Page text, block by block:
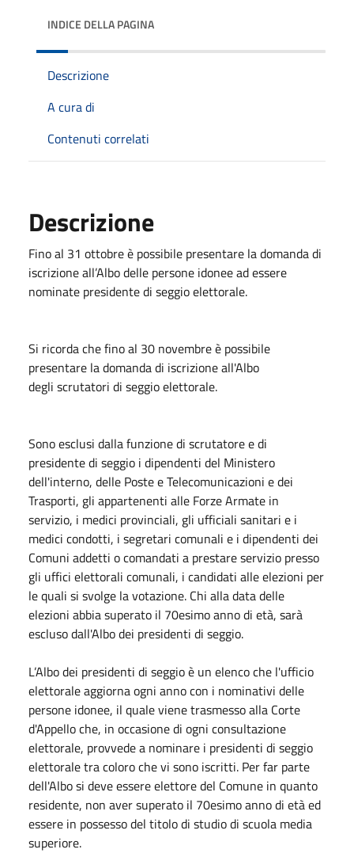
INDICE DELLA PAGINA
Descrizione
A cura di
Contenuti correlati
Descrizione
Fino al 31 ottobre è possibile presentare la domanda di
iscrizione all’Albo delle persone idonee ad essere
nominate presidente di seggio elettorale.
Si ricorda che fino al 30 novembre è possibile
presentare la domanda di iscrizione all'Albo
degli scrutatori di seggio elettorale.
Sono esclusi dalla funzione di scrutatore e di
presidente di seggio i dipendenti del Ministero
dell'interno, delle Poste e Telecomunicazioni e dei
Trasporti, gli appartenenti alle Forze Armate in
servizio, i medici provinciali, gli ufficiali sanitari e i
medici condotti, i segretari comunali e i dipendenti dei
Comuni addetti o comandati a prestare servizio presso
gli uffici elettorali comunali, i candidati alle elezioni per
le quali si svolge la votazione. Chi alla data delle
elezioni abbia superato il 70esimo anno di età, sarà
escluso dall'Albo dei presidenti di seggio.
L’Albo dei presidenti di seggio è un elenco che l'ufficio
elettorale aggiorna ogni anno con i nominativi delle
persone idonee, il quale viene trasmesso alla Corte
d'Appello che, in occasione di ogni consultazione
elettorale, provvede a nominare i presidenti di seggio
elettorale tra coloro che vi sono iscritti. Per far parte
dell'Albo si deve essere elettore del Comune in quanto
residente, non aver superato il 70esimo anno di età ed
essere in possesso del titolo di studio di scuola media
superiore.